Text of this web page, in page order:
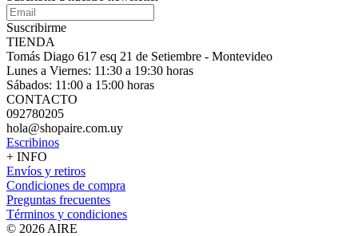
Suscribirme
TIENDA
Tomás Diago 617 esq 21 de Setiembre - Montevideo
Lunes a Viernes: 11:30 a 19:30 horas
Sábados: 11:00 a 15:00 horas
CONTACTO
092780205
hola@shopaire.com.uy
Escribinos
+ INFO
Envíos y retiros
Condiciones de compra
Preguntas frecuentes
Términos y condiciones
© 2026 AIRE